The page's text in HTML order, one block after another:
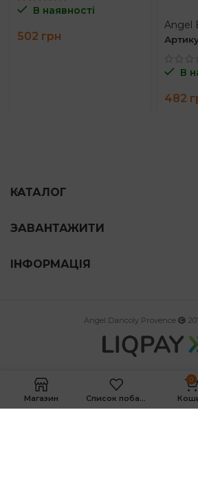
В наявності
502 грн
Angel
В
482
КАТАЛОГ
ЗАВАНТАЖИТИ
ІНФОРМАЦІЯ
Angel Dancoly Provence
Магазин Список побажань
0